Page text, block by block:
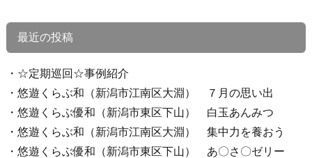
最近の投稿
☆定期巡回☆事例紹介
悠遊くらぶ和（新潟市江南区大淵） ７月の思い出
悠遊くらぶ優和（新潟市東区下山） 白玉あんみつ
悠遊くらぶ和（新潟市江南区大淵） 集中力を養おう
悠遊くらぶ優和（新潟市東区下山） あ〇さ〇ゼリー